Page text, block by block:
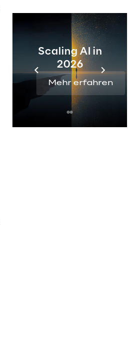
Scaling AI in
2026
Mehr erfahren